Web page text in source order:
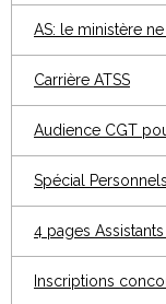
AS: le ministère
Carrière ATSS
Audience CGT
Spécial
4 pages
Inscriptions